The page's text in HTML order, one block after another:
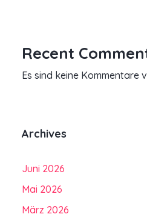
Recent
Es sind keine Kommentare
Archives
Juni 2026
Mai 2026
März 2026